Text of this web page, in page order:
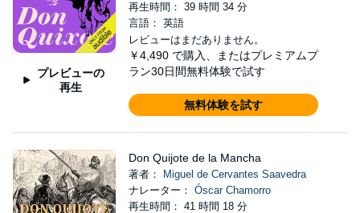
プレビューの
再生
再生時間： 39 時間 34 分
言語： 英語
レビューはまだありません。
￥4,490 で購入、またはプレミアムプ
ラン30日間無料体験で試す
無料体験を試す
Don Quijote de la Mancha
著者：
Miguel de Cervantes Saavedra
ナレーター： Óscar Chamorro
再生時間： 41 時間 18 分